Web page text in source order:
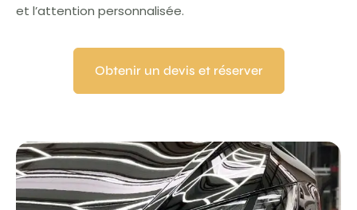
et l’attention personnalisée.
Obtenir un devis et réserver